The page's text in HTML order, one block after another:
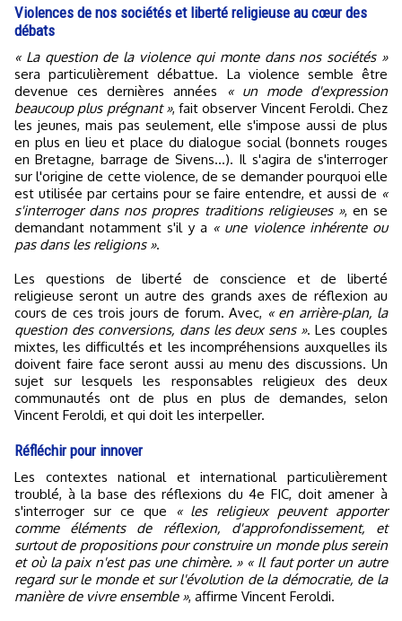
Violences de nos sociétés et liberté religieuse au cœur des
débats
« La question de la violence qui monte dans nos sociétés »
sera particulièrement débattue. La violence semble être
devenue ces dernières années
« un mode d'expression
beaucoup plus prégnant », fait observer Vincent Feroldi. Chez
les jeunes, mais pas seulement, elle s'impose aussi de plus
en plus en lieu et place du dialogue social (bonnets rouges
en Bretagne, barrage de Sivens...). Il s'agira de s'interroger
sur l'origine de cette violence, de se demander pourquoi elle
est utilisée par certains pour se faire entendre, et aussi de «
s'interroger dans nos propres traditions religieuses », en se
demandant notamment s'il y a « une violence inhérente ou
pas dans les religions ».
Les questions de liberté de conscience et de liberté
religieuse seront un autre des grands axes de réflexion au
cours de ces trois jours de forum. Avec, « en arrière-plan, la
question des conversions, dans les deux sens ». Les couples
mixtes, les difficultés et les incompréhensions auxquelles ils
doivent faire face seront aussi au menu des discussions. Un
sujet sur lesquels les responsables religieux des deux
communautés ont de plus en plus de demandes, selon
Vincent Feroldi, et qui doit les interpeller.
Réfléchir pour innover
Les contextes national et international particulièrement
troublé, à la base des réflexions du 4e FIC, doit amener à
s'interroger sur ce que
« les religieux peuvent apporter
comme éléments de réflexion, d'approfondissement, et
surtout de propositions pour construire un monde plus serein
et où la paix n'est pas une chimère. » « Il faut porter un autre
regard sur le monde et sur l'évolution de la démocratie, de la
manière de vivre ensemble », affirme Vincent Feroldi.